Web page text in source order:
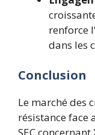
renforce
dans les
Conclusion
Le marché des
résistance face
SEC concernant